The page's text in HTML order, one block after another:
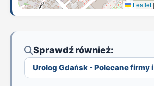
Leaflet |
Sprawdź również:
Urolog Gdańsk - Polecane firmy i